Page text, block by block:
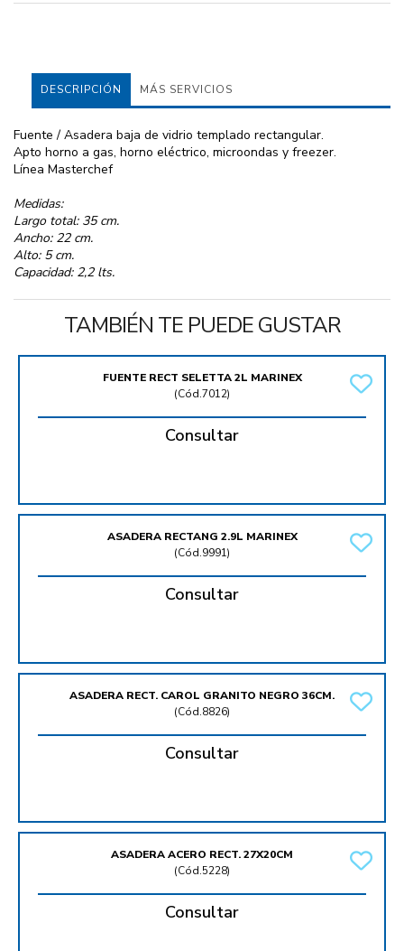
DESCRIPCIÓN MÁS SERVICIOS
Fuente / Asadera baja de vidrio templado rectangular.
Apto horno a gas, horno eléctrico, microondas y freezer.
Línea Masterchef
Medidas:
Largo total: 35 cm.
Ancho: 22 cm.
Alto: 5 cm.
Capacidad: 2,2 lts.
TAMBIÉN TE PUEDE GUSTAR
FUENTE RECT SELETTA 2L MARINEX
(Cód.7012)
Consultar
ASADERA RECTANG 2.9L MARINEX
(Cód.9991)
Consultar
ASADERA RECT. CAROL GRANITO NEGRO 36CM.
(Cód.8826)
Consultar
ASADERA ACERO RECT. 27X20CM
(Cód.5228)
Consultar